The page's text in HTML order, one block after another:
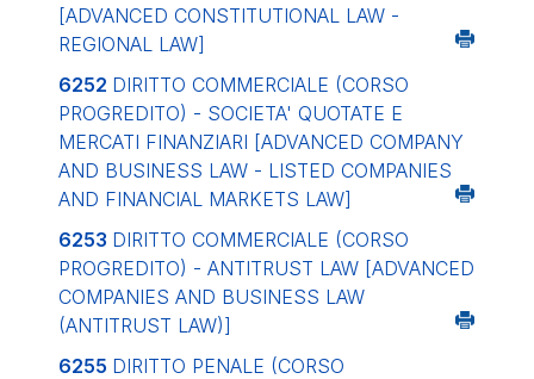
[ADVANCED CONSTITUTIONAL LAW -
REGIONAL LAW]
6252 DIRITTO COMMERCIALE (CORSO
PROGREDITO) - SOCIETA' QUOTATE E
MERCATI FINANZIARI [ADVANCED COMPANY
AND BUSINESS LAW - LISTED COMPANIES
AND FINANCIAL MARKETS LAW]
6253 DIRITTO COMMERCIALE (CORSO
PROGREDITO) - ANTITRUST LAW [ADVANCED
COMPANIES AND BUSINESS LAW
(ANTITRUST LAW)]
6255 DIRITTO PENALE (CORSO